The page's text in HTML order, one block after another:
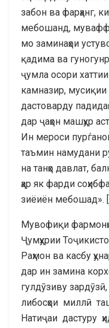
забон ва фарҳанг,
мебошанд,
мо заминаҳои
қадима ва
ҷумла осори
камназир,
дастоварду
дар ҷаҳон машҳур
Ин мероси
таъмин намудани
на танҳо давлат,
ҳар як фарди
зиёиён мебошад».
Мувофиқи
Ҷумҳурии
Раҳмон ва касбу
дар ин замина
гулдӯзиву
либосҳои миллӣ
Натиҷаи дастуру